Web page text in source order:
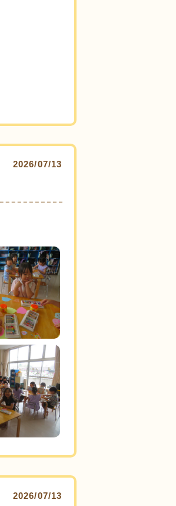
2026/07/13
2026/07/13